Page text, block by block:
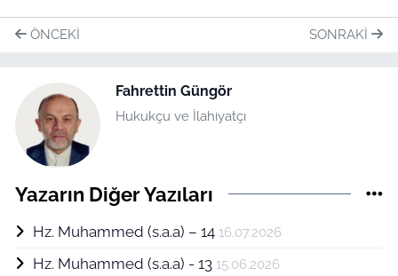
ÖNCEKI SONRAKI
Fahrettin Güngör
Hukukçu ve İlahiyatçı
Yazarın Diğer Yazıları
Hz. Muhammed (s.a.a) – 14 16.07.2026
Hz. Muhammed (s.a.a) - 13 15.06.2026